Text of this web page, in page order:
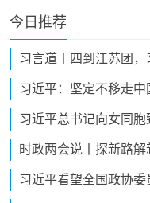
今日推荐
习言道丨四到江苏团
习近平总书记向女同
习近平看望全国政协委